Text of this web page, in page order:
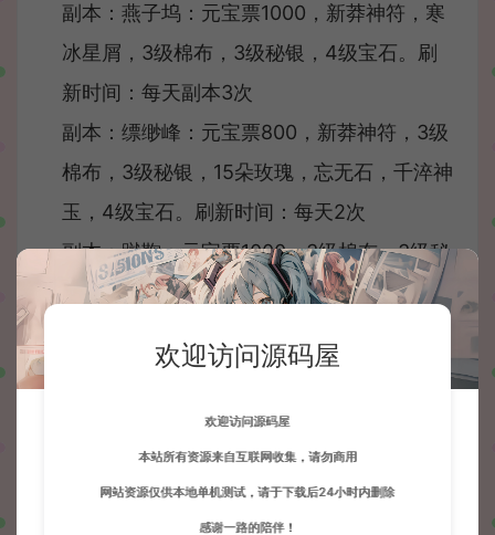
副本：燕子坞：元宝票1000，新莽神符，寒
冰星屑，3级棉布，3级秘银，4级宝石。刷
新时间：每天副本3次
副本：缥缈峰：元宝票800，新莽神符，3级
棉布，3级秘银，15朵玫瑰，忘无石，千淬神
玉，4级宝石。刷新时间：每天2次
副本：蹴鞠：元宝票1000，3级棉布，3级秘
银，15朵玫瑰，新莽神符，4级宝石。刷新时
副本：珍珑棋局：元宝票500，3级棉布，3
级秘银，15朵玫瑰，超级珍兽还童天书，4级
宝石。刷新时间：每天1次
欢迎访问源码屋
欢迎访问源码屋
本站所有资源来自互联网收集，请勿商用
网站资源仅供本地单机测试，请于下载后24小时内删除
感谢一路的陪伴！